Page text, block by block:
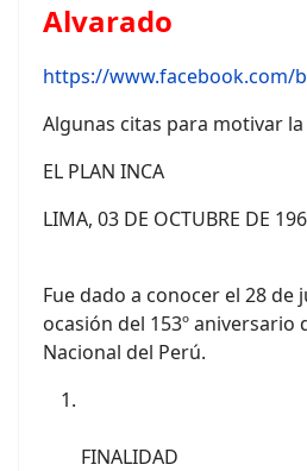
Alvarado
https://www.facebook.com/
Algunas citas para motivar
EL PLAN INCA
LIMA, 03 DE OCTUBRE DE
Fue dado a conocer el 28 de
ocasión del 153º aniversario
Nacional del Perú.
FINALIDAD